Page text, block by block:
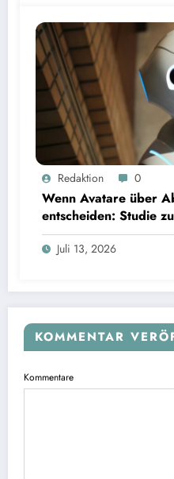
Wenn Avatare über Ablehnung
InterviewsRedaktion 0
Wenn Avatare über
entscheiden: Studie
Fairness bei KI-
Juli 13, 2026
KOMMENTAR
Kommentare